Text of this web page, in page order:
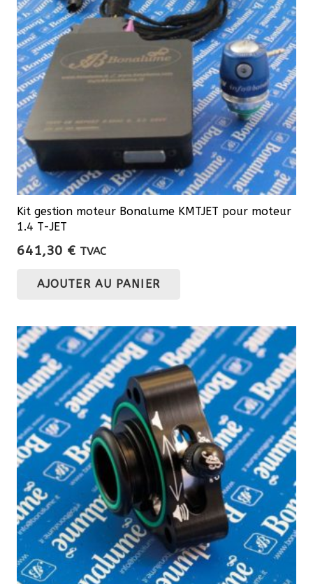
Kit gestion moteur Bonalume KMTJET pour moteur
1.4 T-JET
641,30 € TVAC
AJOUTER AU PANIER